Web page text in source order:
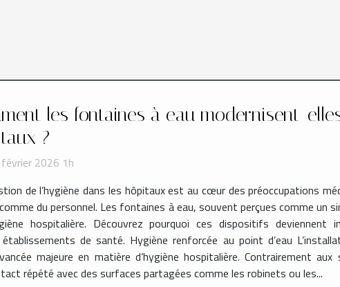
les fontaines à eau modernisent-
?
février 2026 1h
de l’hygiène dans les hôpitaux est au cœur des préoccupations
du personnel. Les fontaines à eau, souvent perçues comme un
hospitalière. Découvrez pourquoi ces dispositifs deviennent
de santé. Hygiène renforcée au point d’eau
majeure en matière d’hygiène hospitalière. Contrairement
répété avec des surfaces partagées comme les robinets ou les...